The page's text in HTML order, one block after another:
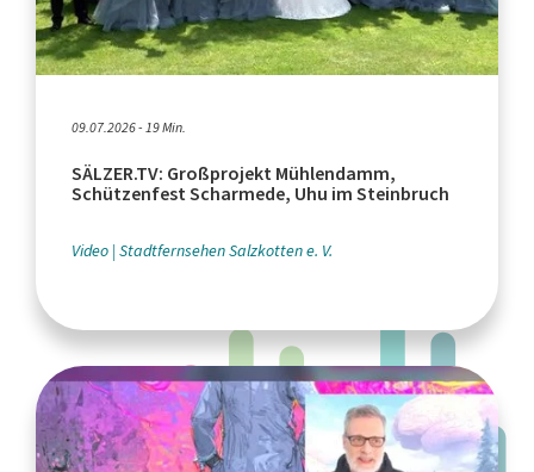
09.07.2026 - 19 Min.
SÄLZER.TV: Großprojekt Mühlendamm,
Schützenfest Scharmede, Uhu im Steinbruch
Video Stadtfernsehen Salzkotten e. V.